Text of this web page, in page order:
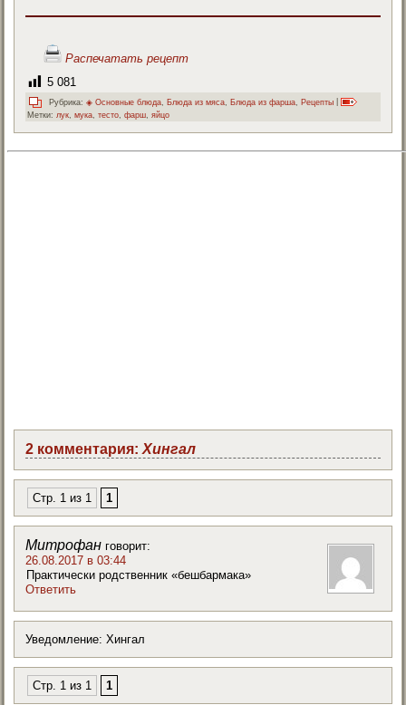
Распечатать рецепт
5 081
Рубрика: ◈ Основные блюда Блюда из мяса Блюда из фарша Рецепты
Метки: лук,мука,тесто,фарш,яйцо
2 комментария:Хингал
Стр. 1 из 1 1
Митрофан говорит:
26.08.2017 в 03:44
Практически родственник «бешбармака»
Ответить
Уведомление: Хингал
Стр. 1 из 1 1